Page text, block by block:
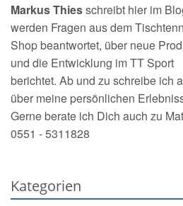
Markus Thiesschreibt hier im
werden Fragen aus dem
Shopbeantwortet, über neue
und die Entwicklung im TT Sport
berichtet. Ab und zu schreibe ich
über meine persönlichen
Gerne berate ich Dich auch zu
0551 - 5311828
Kategorien